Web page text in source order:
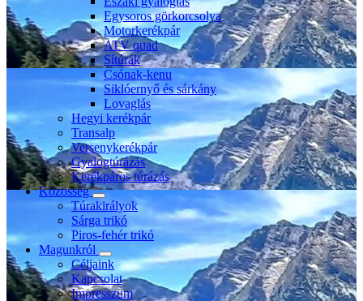
Egysoros görkorcsolya
Motorkerékpár
ATV quad
Sítúrák
Csónak-kenu
Siklóernyő és sárkány
Lovaglás
Hegyi kerékpár
Transalp
Versenykerékpár
Gyalogtúrázás
Kerékpáros túrázás
Közösség
Túrakirályok
Sárga trikó
Piros-fehér trikó
Magunkról
Céljaink
Kapcsolat
Impresszum